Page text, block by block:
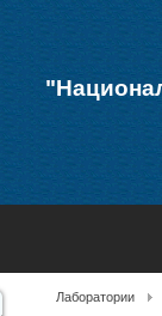
Лаборатории